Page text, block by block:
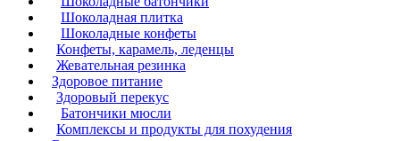
Шоколадная плитка
Шоколадные конфеты
Конфеты, карамель, леденцы
Жевательная резинка
Здоровое питание
Здоровый перекус
Батончики мюсли
Комплексы и продукты для похудения